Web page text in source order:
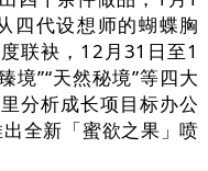
四代设想师的蝴蝶胸
联袂，12月31日至1
境”“天然秘境”等四大
分析成长项目标办公
全新「蜜欲之果」喷